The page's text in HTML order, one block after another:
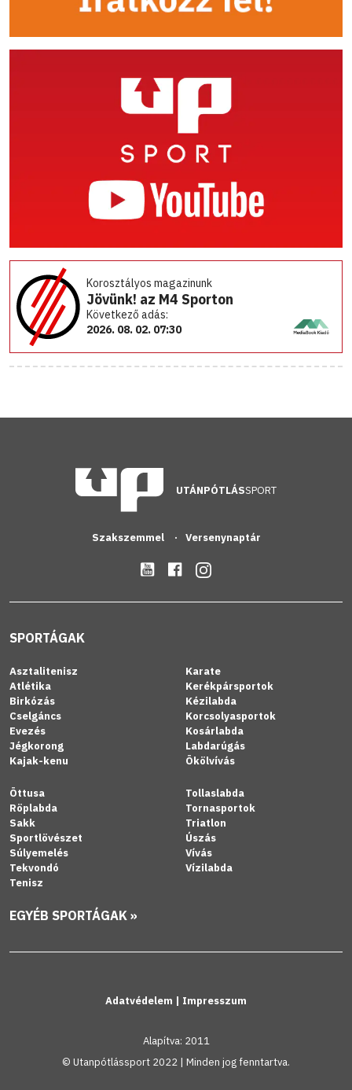
Korosztályos magazinunk
Jövünk! az M4 Sporton
Következő adás:
2026. 08. 02. 07:30
UTÁNPÓTLÁSSPORT
Szakszemmel Versenynaptár
SPORTÁGAK
Asztalitenisz
Atlétika
Birkózás
Cselgáncs
Evezés
Jégkorong
Kajak-kenu
Karate
Kerékpársportok
Kézilabda
Korcsolyasportok
Kosárlabda
Labdarúgás
Ökölvívás
Öttusa
Röplabda
Sakk
Sportlövészet
Súlyemelés
Tekvondó
Tenisz
Tollaslabda
Tornasportok
Triatlon
Úszás
Vívás
Vízilabda
EGYÉB SPORTÁGAK »
Adatvédelem | Impresszum
Alapítva: 2011
© Utanpótlássport 2022 | Minden jog fenntartva.